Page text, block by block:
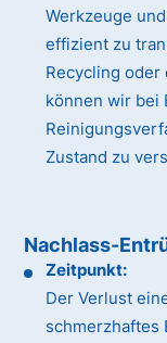
Werkzeuge
effizient zu
Recycling oder
können wir bei
Zustand zu
Nachlass-
Zeitpunkt:
Der Verlust
schmerzhaftes